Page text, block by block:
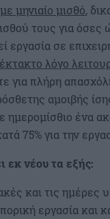
μηνιαίο μισθό,
τους για όσες
εργασία σε
λόγο
για πλήρη
αμοιβής
ημερομίσθιο ένα
75% για την
εκ νέου τα εξής:
και τις ημέρες
εργασία και